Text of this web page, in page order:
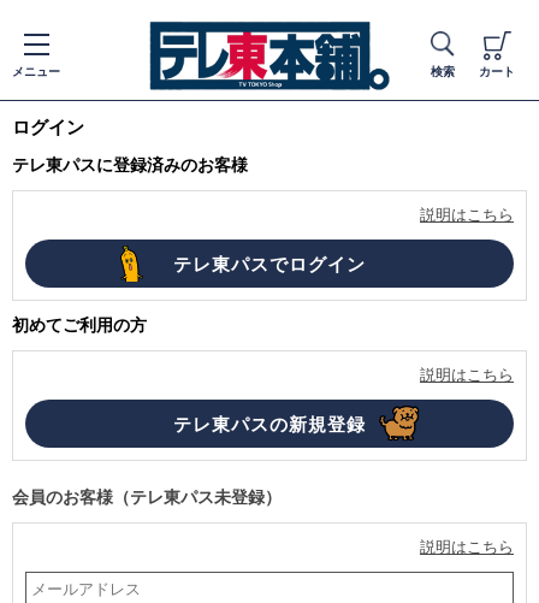
メニュー 検索 カート
ログイン
テレ東パスに登録済みのお客様
説明はこちら
初めてご利用の方
説明はこちら
会員のお客様（テレ東パス未登録）
説明はこちら